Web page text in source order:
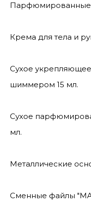
Парфюмированные
Крема для тела и
Сухое
шиммером 15 мл.
Сухое
мл.
Металлические
Сменные файлы